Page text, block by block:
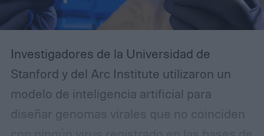
Investigadores de la Universidad de
Stanford y del Arc Institute utilizaron un
modelo de inteligencia artificial para
diseñar genomas virales que no coinciden